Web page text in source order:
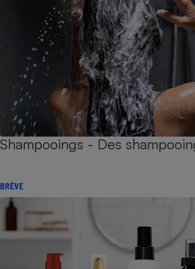
Shampooings - Des
BRÈVE